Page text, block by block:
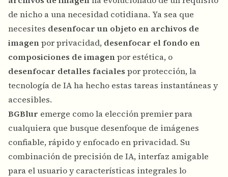
de nicho a una necesidad cotidiana. Ya sea que
necesites desenfocar un objeto en archivos de
imagenpor privacidad, desenfocar el fondo en
composiciones de imagenpor estética, o
desenfocar detalles faciales por protección, la
tecnología de IA ha hecho estas tareas instantáneas y
accesibles.
BGBlur emerge como la elección premier para
cualquiera que busque desenfoque de imágenes
confiable, rápido y enfocado en privacidad. Su
combinación de precisión de IA, interfaz amigable
para el usuario y características integrales lo